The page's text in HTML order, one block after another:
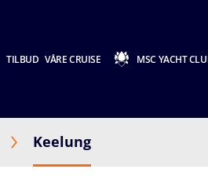
TILBUD VÅRE CRUISE MSC YACHT
Keelung